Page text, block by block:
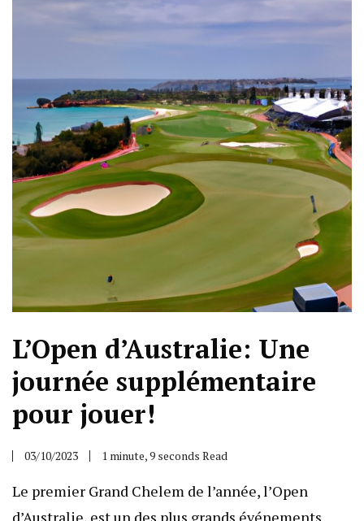
L’Open d’Australie: Une
journée supplémentaire
pour jouer!
03/10/2023 1 minute, 9 seconds Read
Le premier Grand Chelem de l’année, l’Open
d’Australie, est un des plus grands événements